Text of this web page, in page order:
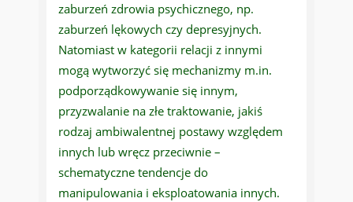
zaburzeń zdrowia psychicznego, np.
zaburzeń lękowych czy depresyjnych.
Natomiast w kategorii relacji z innymi
mogą wytworzyć się mechanizmy m.in.
podporządkowywanie się innym,
przyzwalanie na złe traktowanie, jakiś
rodzaj ambiwalentnej postawy względem
innych lub wręcz przeciwnie –
schematyczne tendencje do
manipulowania i eksploatowania innych.